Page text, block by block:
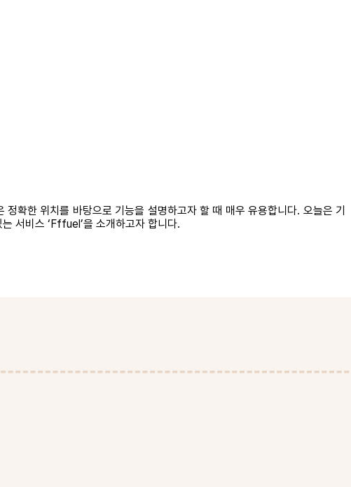
확한 위치를 바탕으로 기능을 설명하고자 할 때 매우 유용합니다. 오늘은 기
서비스 ‘Fffuel’을 소개하고자 합니다.